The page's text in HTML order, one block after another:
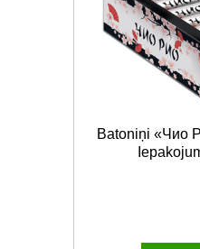
Batoniņi «Чио